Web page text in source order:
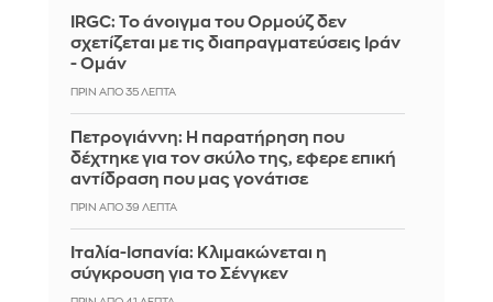
IRGC: Το άνοιγμα του Ορμούζ δεν
σχετίζεται με τις διαπραγματεύσεις Ιράν
- Ομάν
ΠΡΙΝ ΑΠΌ 35 ΛΕΠΤΆ
Πετρογιάννη: Η παρατήρηση που
δέχτηκε για τον σκύλο της, εφερε επική
αντίδραση που μας γονάτισε
ΠΡΙΝ ΑΠΌ 39 ΛΕΠΤΆ
Ιταλία-Ισπανία: Κλιμακώνεται η
σύγκρουση για το Σένγκεν